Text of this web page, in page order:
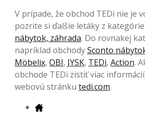
V prípade, že obchod TEDi nie je
pozrite si ďalšie letáky z kategórie
nábytok, záhrada. Do rovnakej
napríklad obchodySconto
Möbelix, OBI, JYSK, TEDi, Action.
obchode TEDi zistiť viac
webovú stránku tedi.com.